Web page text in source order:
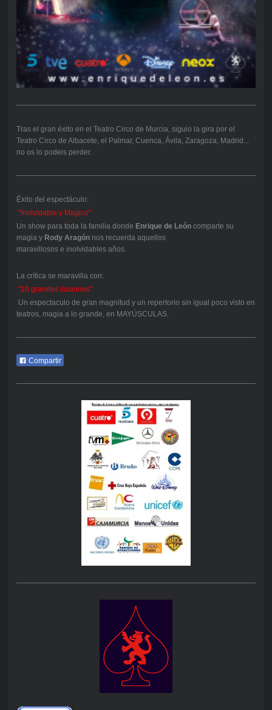
Tras el gran éxito en el Teatro Circo de Murcia, siguio la gira por el
Teatro Circo de Albacete, el Palmar, Cuenca, Ávila, Zaragoza, Madrid...
no os lo podeis perder.
Éxito del espectáculo:
"Inolvidable y Magico"
Un show para toda la familia donde Enrique de Leóncomparte su
magia y Rody Aragónnos recuerda aquellos
maravillosos e inolvidables años.
La crítica se maravilla con:
"10 grandes ilusiones"
Un espectaculo de gran magnitud y un repertorio sin igual poco visto en
teatros, magia a lo grande, en MAYÚSCULAS.
Compartir